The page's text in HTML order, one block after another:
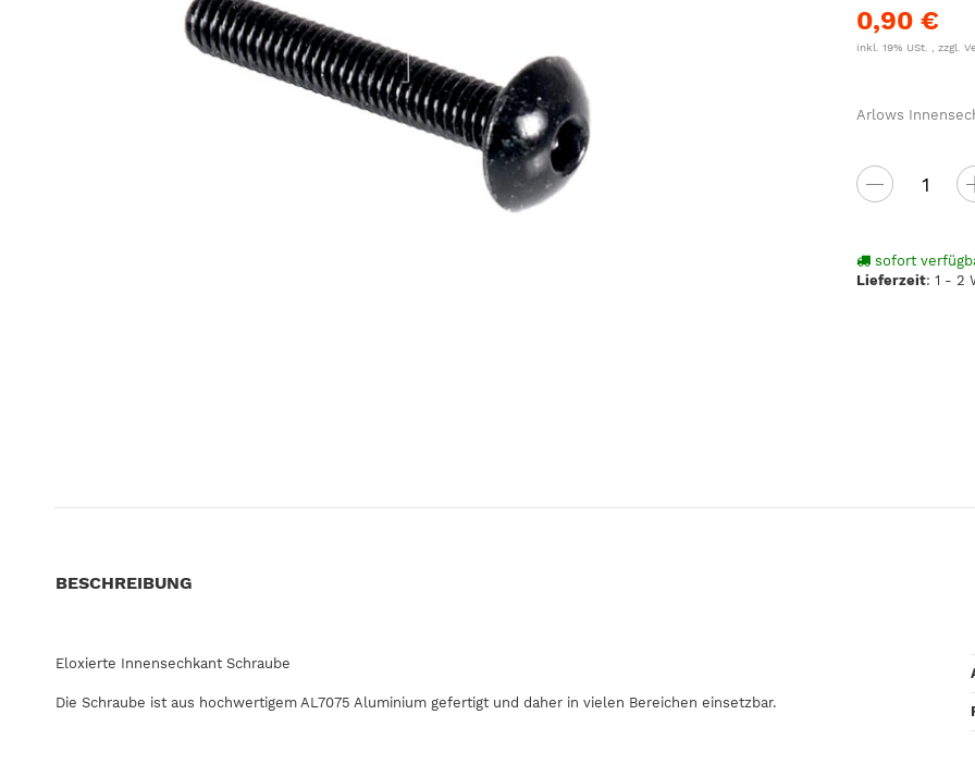
0,90 €
inkl. 19% USt. , zzgl.
Arlows
sofort
Lieferzeit:1 - 2
BESCHREIBUNG
Eloxierte Innensechkant Schraube
Die Schraube ist aus hochwertigem AL7075 Aluminium gefertigt und daher in vielen Bereichen einsetzbar.